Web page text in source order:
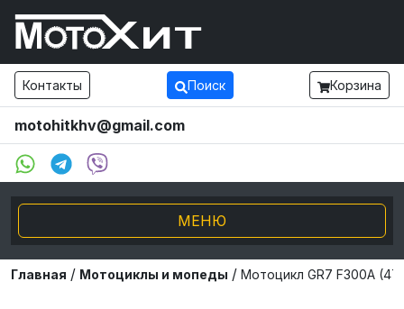
Контакты Поиск Корзина
motohitkhv@gmail.com
МЕНЮ
Электро транспорт
Главная / Мотоциклы и мопеды / Мотоцикл GR7 F300A (4T